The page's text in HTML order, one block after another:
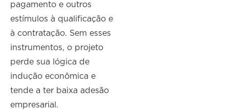
pagamento e outros
estímulos à qualificação e
à contratação. Sem esses
instrumentos, o projeto
perde sua lógica de
indução econômica e
tende a ter baixa adesão
empresarial.